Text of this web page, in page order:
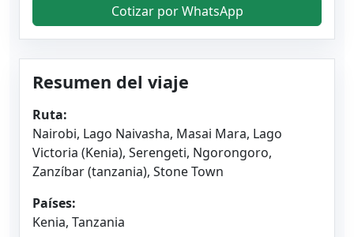
Resumen del viaje
Ruta:
Nairobi, Lago Naivasha, Masai Mara, Lago
Victoria (Kenia), Serengeti, Ngorongoro,
Zanzíbar (tanzania), Stone Town
Países:
Kenia, Tanzania
Cotizar por WhatsApp